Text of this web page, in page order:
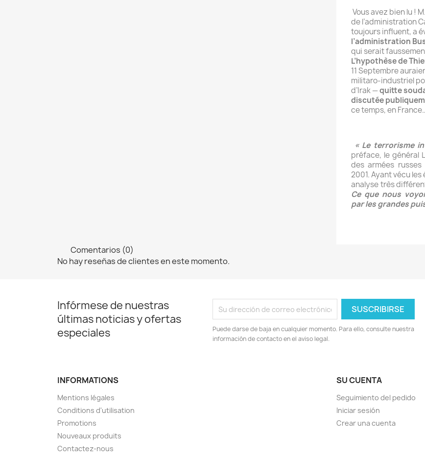
Vous avez bien lu !
de l’administration
toujours influent, a
l’administration
qui serait
L’hypothèse de
11 Septembre
militaro-industriel
d’Irak —quitte
discutée
ce temps, en
« Le terrorisme
préface, le général
des armées
2001. Ayant vécu les
analyse très
Ce que nous
par les grandes
Comentarios (0)
No hay reseñas de clientes en este momento.
Infórmese de nuestras
últimas noticias y ofertas
especiales
Puede darse de baja en cualquier momento. Para ello, consulte nuestra
información de contacto en el aviso legal.
INFORMATIONS
Mentions légales
Conditions d'utilisation
Promotions
Nouveaux produits
Contactez-nous
SU CUENTA
Seguimiento del pedido
Iniciar sesión
Crear una cuenta